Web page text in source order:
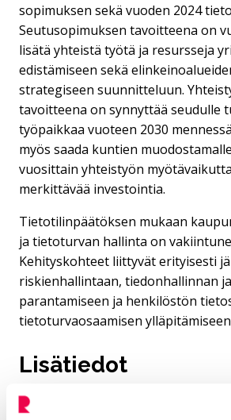
sopimuksen sekä vuoden 2024
Seutusopimuksen tavoitteena on
lisätä yhteistä työtä ja resursseja
edistämiseen sekä
strategiseen suunnitteluun.
tavoitteena on synnyttää seudulle
työpaikkaa vuoteen 2030
myös saada kuntien
vuosittain yhteistyön
merkittävää investointia.
Tietotilinpäätöksen mukaan
ja tietoturvan hallinta on
Kehityskohteet liittyvät erityisesti
riskienhallintaan, tiedonhallinnan
parantamiseen ja henkilöstön
tietoturvaosaamisen
Li­sä­tie­dot
Katso Riihimäen